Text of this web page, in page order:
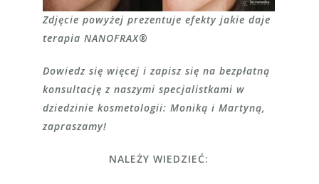
Zdjęcie powyżej prezentuje efekty jakie daje
terapia NANOFRAX®
Dowiedz się więcej i zapisz się na bezpłatną
konsultację z naszymi specjalistkami w
dziedzinie kosmetologii: Moniką i Martyną,
zapraszamy!
NALEŻY WIEDZIEĆ: